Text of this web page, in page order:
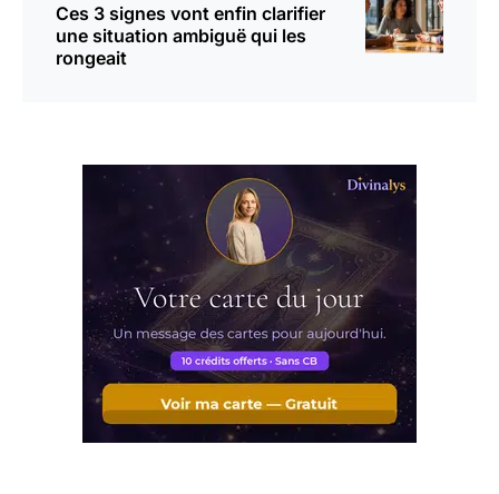
Ces 3 signes vont enfin clarifier
une situation ambiguë qui les
rongeait